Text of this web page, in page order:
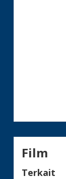
Film
Terkait